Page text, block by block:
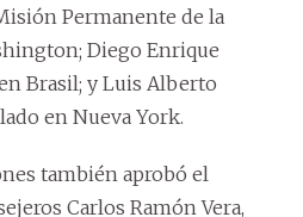
Permanente de la
Diego Enrique
Brasil; y Luis Alberto
en Nueva York.
también aprobó el
Carlos Ramón Vera,